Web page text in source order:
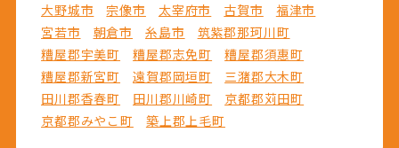
大野城市
宗像市 太宰府市 古賀市
福津市
宮若市
朝倉市 糸島市
筑紫郡那珂川町
糟屋郡宇美町
糟屋郡志免町
糟屋郡須惠町
糟屋郡新宮町
遠賀郡岡垣町
三潴郡大木町
田川郡香春町
田川郡川崎町
京都郡苅田町
京都郡みやこ町
築上郡上毛町